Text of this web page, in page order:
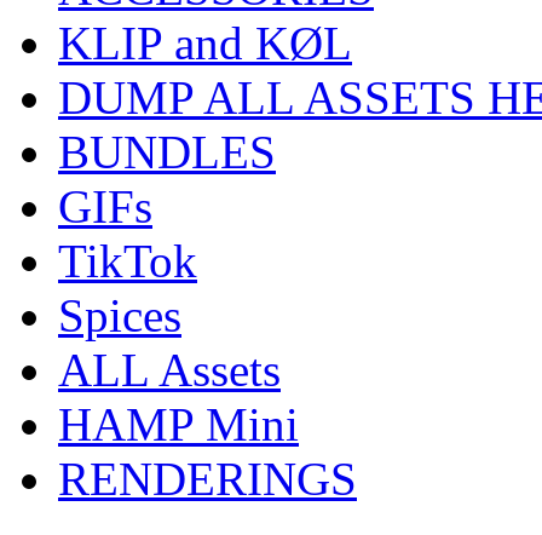
KLIP and KØL
DUMP ALL ASSETS
BUNDLES
GIFs
TikTok
Spices
ALL Assets
HAMP Mini
RENDERINGS